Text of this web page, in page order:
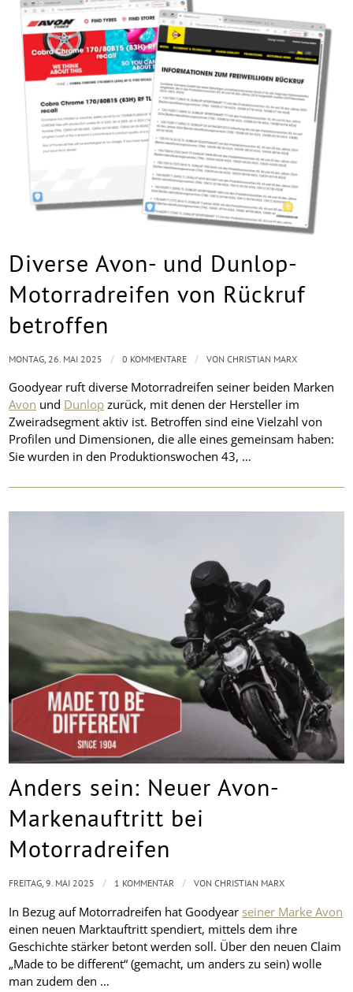
Diverse Avon- und Dunlop-
Motorradreifen von Rückruf
betroffen
Goodyear ruft diverse Motorradreifen seiner beiden Marken
Avon und Dunlop zurück, mit denen der Hersteller im
Zweiradsegment aktiv ist. Betroffen sind eine Vielzahl von
Profilen und Dimensionen, die alle eines gemeinsam haben:
Sie wurden in den Produktionswochen 43, …
MONTAG, 26. MAI 2025 / 0 KOMMENTARE / VONCHRISTIAN MARX
Anders sein: Neuer Avon-
Markenauftritt bei
Motorradreifen
In Bezug auf Motorradreifen hat Goodyear seiner Marke Avon
einen neuen Marktauftritt spendiert, mittels dem ihre
Geschichte stärker betont werden soll. Über den neuen Claim
„Made to be different“ (gemacht, um anders zu sein) wolle
man zudem den …
FREITAG, 9. MAI 2025 / 1 KOMMENTAR / VONCHRISTIAN MARX